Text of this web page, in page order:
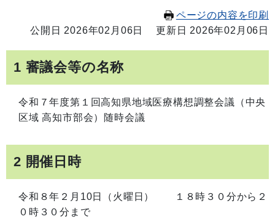
ページの内容を印刷
公開日 2026年02月06日
更新日 2026年02月06日
1 審議会等の名称
令和７年度第１回高知県地域医療構想調整会議（中央
区域 高知市部会）随時会議
2 開催日時
令和８年２月10日（火曜日） １８時３０分から２
０時３０分まで